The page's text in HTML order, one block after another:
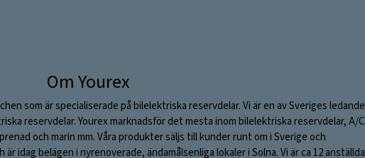
Om Yourex
som är specialiserade på bilelektriska reservdelar. Vi är en av Sveriges ledande
reservdelar. Yourex marknadsför det mesta inom bilelektriska reservdelar, A/C
och marin mm. Våra produkter säljs till kunder runt om i Sverige och
idag belägen i nyrenoverade, ändamålsenliga lokaler i Solna. Vi är ca 12 anställda